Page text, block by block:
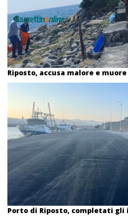
Riposto, accusa malore e
Porto di Riposto, completati